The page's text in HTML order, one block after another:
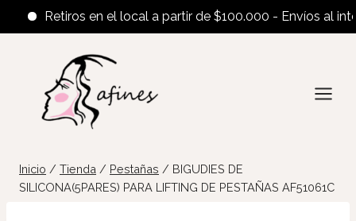
Retiros en el local a partir de $100.000 - Envíos al
contenido
Inicio / Tienda / Pestañas / BIGUDIES DE
SILICONA(5PARES) PARA LIFTING DE PESTAÑAS AF51061C